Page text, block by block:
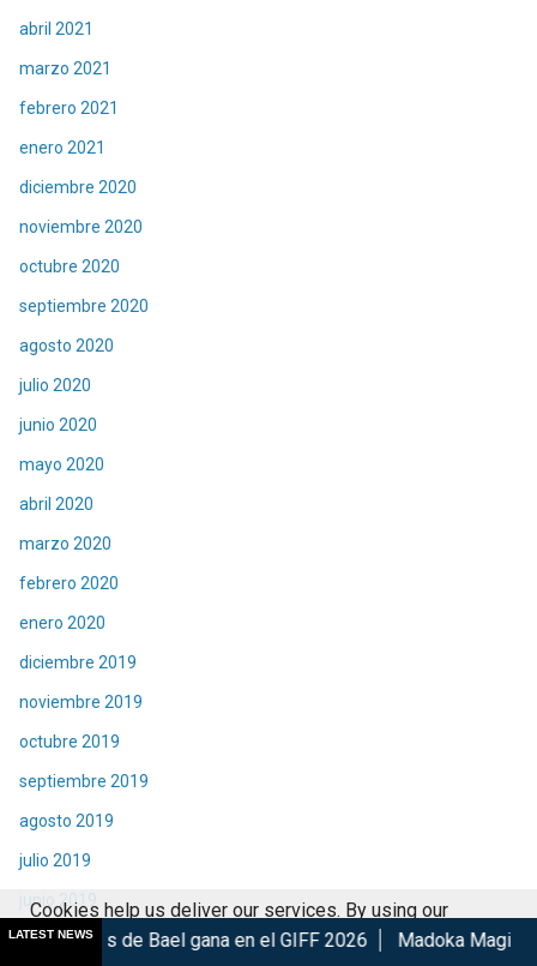
abril 2021
marzo 2021
febrero 2021
enero 2021
diciembre 2020
noviembre 2020
octubre 2020
septiembre 2020
agosto 2020
julio 2020
junio 2020
mayo 2020
abril 2020
marzo 2020
febrero 2020
enero 2020
diciembre 2019
noviembre 2019
octubre 2019
septiembre 2019
agosto 2019
julio 2019
junio 2019
mayo 2019
LATEST NEWS
gana en el GIFF 2026 Madoka Magica:
Cookies help us deliver our services. By using our
services, you agree to our use of cookies.
Got it